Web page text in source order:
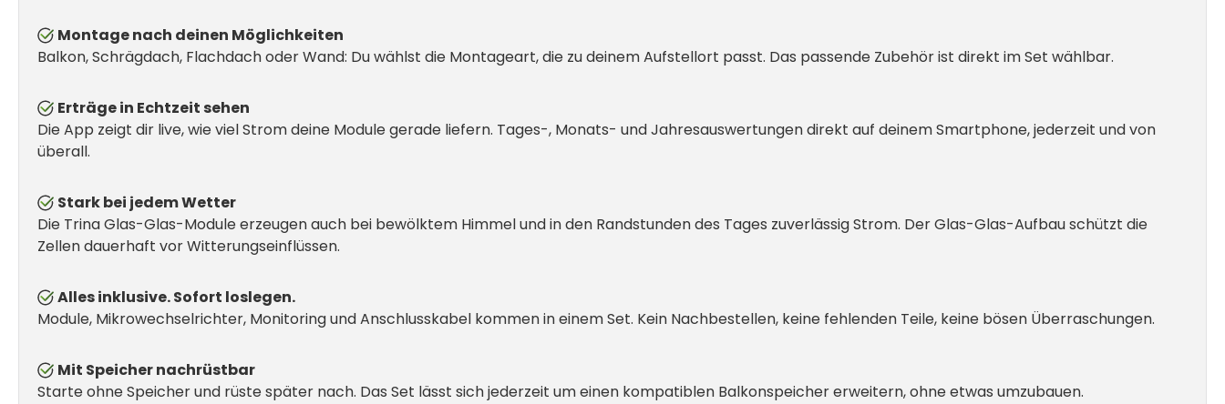
Montage nach deinen Möglichkeiten
Balkon, Schrägdach, Flachdach oder Wand: Du wählst die Montageart, die zu deinem Aufstellort passt. Das passende Zubehör ist direkt im Set wählbar.
Erträge in Echtzeit sehen
Die App zeigt dir live, wie viel Strom deine Module gerade liefern. Tages-, Monats- und Jahresauswertungen direkt auf deinem Smartphone, jederzeit und von
überall.
Stark bei jedem Wetter
Die Trina Glas-Glas-Module erzeugen auch bei bewölktem Himmel und in den Randstunden des Tages zuverlässig Strom. Der Glas-Glas-Aufbau schützt die
Zellen dauerhaft vor Witterungseinflüssen.
Alles inklusive. Sofort loslegen.
Module, Mikrowechselrichter, Monitoring und Anschlusskabel kommen in einem Set. Kein Nachbestellen, keine fehlenden Teile, keine bösen Überraschungen.
Mit Speicher nachrüstbar
Starte ohne Speicher und rüste später nach. Das Set lässt sich jederzeit um einen kompatiblen Balkonspeicher erweitern, ohne etwas umzubauen.